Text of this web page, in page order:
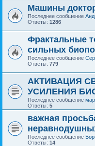
Машины
Последнее сообщение
Ответы: 1286
Фрактальные
сильных
Последнее сообщение
Ответы: 779
АКТИВАЦИЯ
УСИЛЕНИЯ
Последнее сообщение
Ответы: 5
важная
Последнее сообщение
Ответы: 14